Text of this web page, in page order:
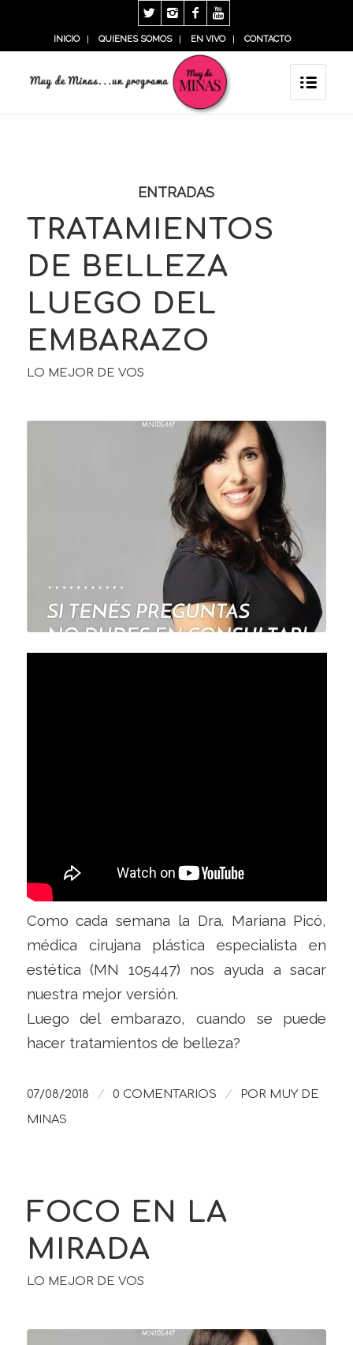
INICIO QUIENES SOMOS EN VIVO CONTACTO
ENTRADAS
TRATAMIENTOS
DE BELLEZA
LUEGO DEL
EMBARAZO
LO MEJOR DE VOS
Como cada semana la Dra. Mariana Picó,
médica cirujana plástica especialista en
estética (MN 105447) nos ayuda a sacar
nuestra mejor versión.
Luego del embarazo, cuando se puede
hacer tratamientos de belleza?
07/08/2018 / 0 COMENTARIOS / POR MUY DE
MINAS
FOCO EN LA
MIRADA
LO MEJOR DE VOS